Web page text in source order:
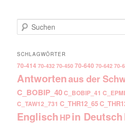
Suchen
SCHLAGWÖRTER
70-414 70-432 70-450 70-640 70-642 70-
Antwortenaus der
C_BOBIP_40C_BOBIP_41
C_TAW12_731 C_THR12_65
Englisch HPin Deutsch